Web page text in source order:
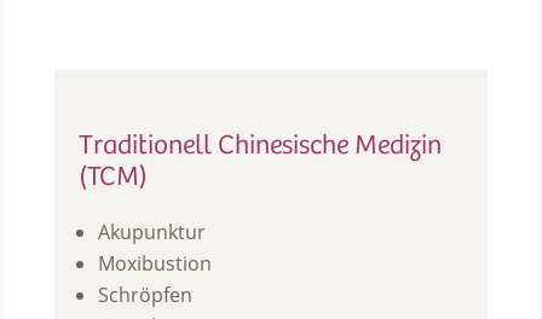
Traditionell Chinesische Medizin
(TCM)
Akupunktur
Moxibustion
Schröpfen